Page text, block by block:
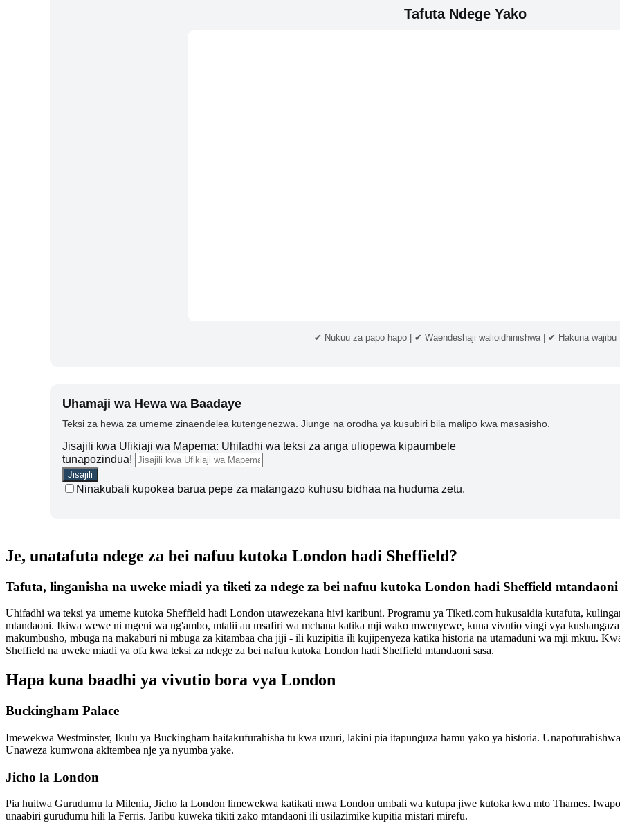
Tafuta Ndege Yako
✔ Nukuu za papo hapo | ✔ Waendeshaji walioidhinishwa | ✔ Hakuna wajibu
Uhamaji wa Hewa wa Baadaye
Teksi za hewa za umeme zinaendelea kutengenezwa. Jiunge na orodha ya kusubiri bila malipo kwa masasisho.
Jisajili kwa Ufikiaji wa Mapema: Uhifadhi wa teksi za anga uliopewa kipaumbele
tunapozindua!
Ninakubali kupokea barua pepe za matangazo kuhusu bidhaa na huduma zetu.
Je, unatafuta ndege za bei nafuu kutoka London hadi Sheffield?
Tafuta, linganisha na uweke miadi ya tiketi za ndege za bei nafuu kutoka London hadi Sheffield mtandaoni
Uhifadhi wa teksi ya umeme kutoka Sheffield hadi London utawezekana hivi karibuni. Programu ya Tiketi.com hukusaidia kutafuta,
mtandaoni. Ikiwa wewe ni mgeni wa ng'ambo, mtalii au msafiri wa mchana katika mji wako mwenyewe, kuna vivutio vingi vya
makumbusho, mbuga na makaburi ni mbuga za kitambaa cha jiji - ili kuzipitia ili kujipenyeza katika historia na utamaduni wa mji mkuu.
Sheffield na uweke miadi ya ofa kwa teksi za ndege za bei nafuu kutoka London hadi Sheffield mtandaoni sasa.
Hapa kuna baadhi ya vivutio bora vya London
Buckingham Palace
Imewekwa Westminster, Ikulu ya Buckingham haitakufurahisha tu kwa uzuri, lakini pia itapunguza hamu yako ya historia.
Unaweza kumwona akitembea nje ya nyumba yake.
Jicho la London
Pia huitwa Gurudumu la Milenia, Jicho la London limewekwa katikati mwa London umbali wa kutupa jiwe kutoka kwa mto Thames.
unaabiri gurudumu hili la Ferris. Jaribu kuweka tikiti zako mtandaoni ili usilazimike kupitia mistari mirefu.